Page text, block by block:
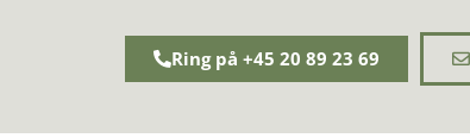
Ring på +45 20 89 23 69